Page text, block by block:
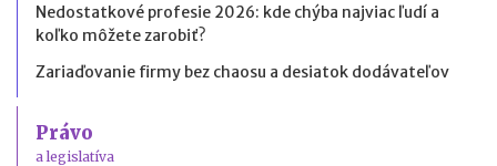
Nedostatkové profesie 2026: kde chýba najviac ľudí a
koľko môžete zarobiť?
Zariaďovanie firmy bez chaosu a desiatok dodávateľov
Právo
a legislatíva